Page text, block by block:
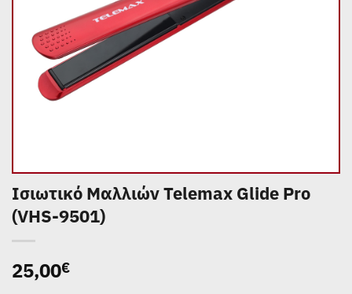
Ισιωτικό Μαλλιών Telemax Glide Pro
(VHS-9501)
25,00€